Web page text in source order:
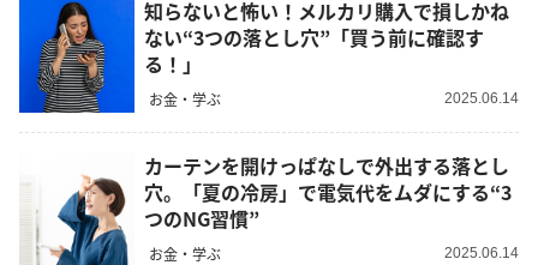
知らないと怖い！メルカリ購入で損しかね
ない“3つの落とし穴”「買う前に確認す
る！」
お金・学ぶ 2025.06.14
カーテンを開けっぱなしで外出する落とし
穴。「夏の冷房」で電気代をムダにする“3
つのNG習慣”
お金・学ぶ 2025.06.14